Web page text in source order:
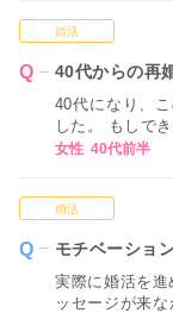
婚活
40代からの再
40代になり、
した。 もしで
たネットでの
女性 40代前半
婚活
モチベーショ
実際に婚活を
ッセージが来